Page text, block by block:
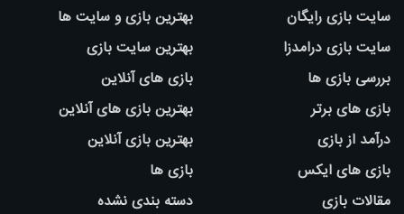
سایت بازی رایگان
سایت بازی درامدزا
بررسی بازی ها
بازی های برتر
درآمد از بازی
بازی های ایکس
مقالات بازی
بهترین بازی و سایت ها
بهترین سایت بازی
بازی های آنلاین
بهترین بازی های آنلاین
بهترین بازی آنلاین
بازی ها
دسته بندی نشده